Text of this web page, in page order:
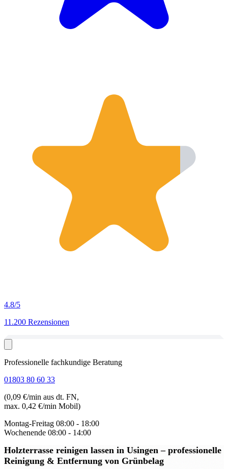
4.8/5
11.200 Rezensionen
Professionelle fachkundige Beratung
01803 80 60 33
(0,09 €/min aus dt. FN,
max. 0,42 €/min Mobil)
Montag-Freitag 08:00 - 18:00
Wochenende 08:00 - 14:00
Holzterrasse reinigen lassen in Usingen– professionelle
Reinigung & Entfernung von Grünbelag